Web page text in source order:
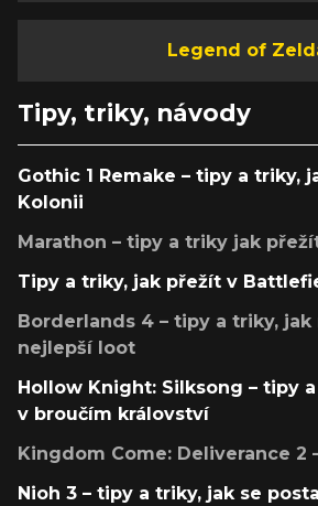
Legend of
Tipy, triky, návody
Gothic 1 Remake – tipy a triky,
Kolonii
Marathon – tipy a triky jak
Tipy a triky, jak přežít v
Borderlands 4 – tipy a triky,
nejlepší loot
Hollow Knight: Silksong – tipy
v broučím království
Kingdom Come: Deliverance 2
Nioh 3 – tipy a triky, jak se